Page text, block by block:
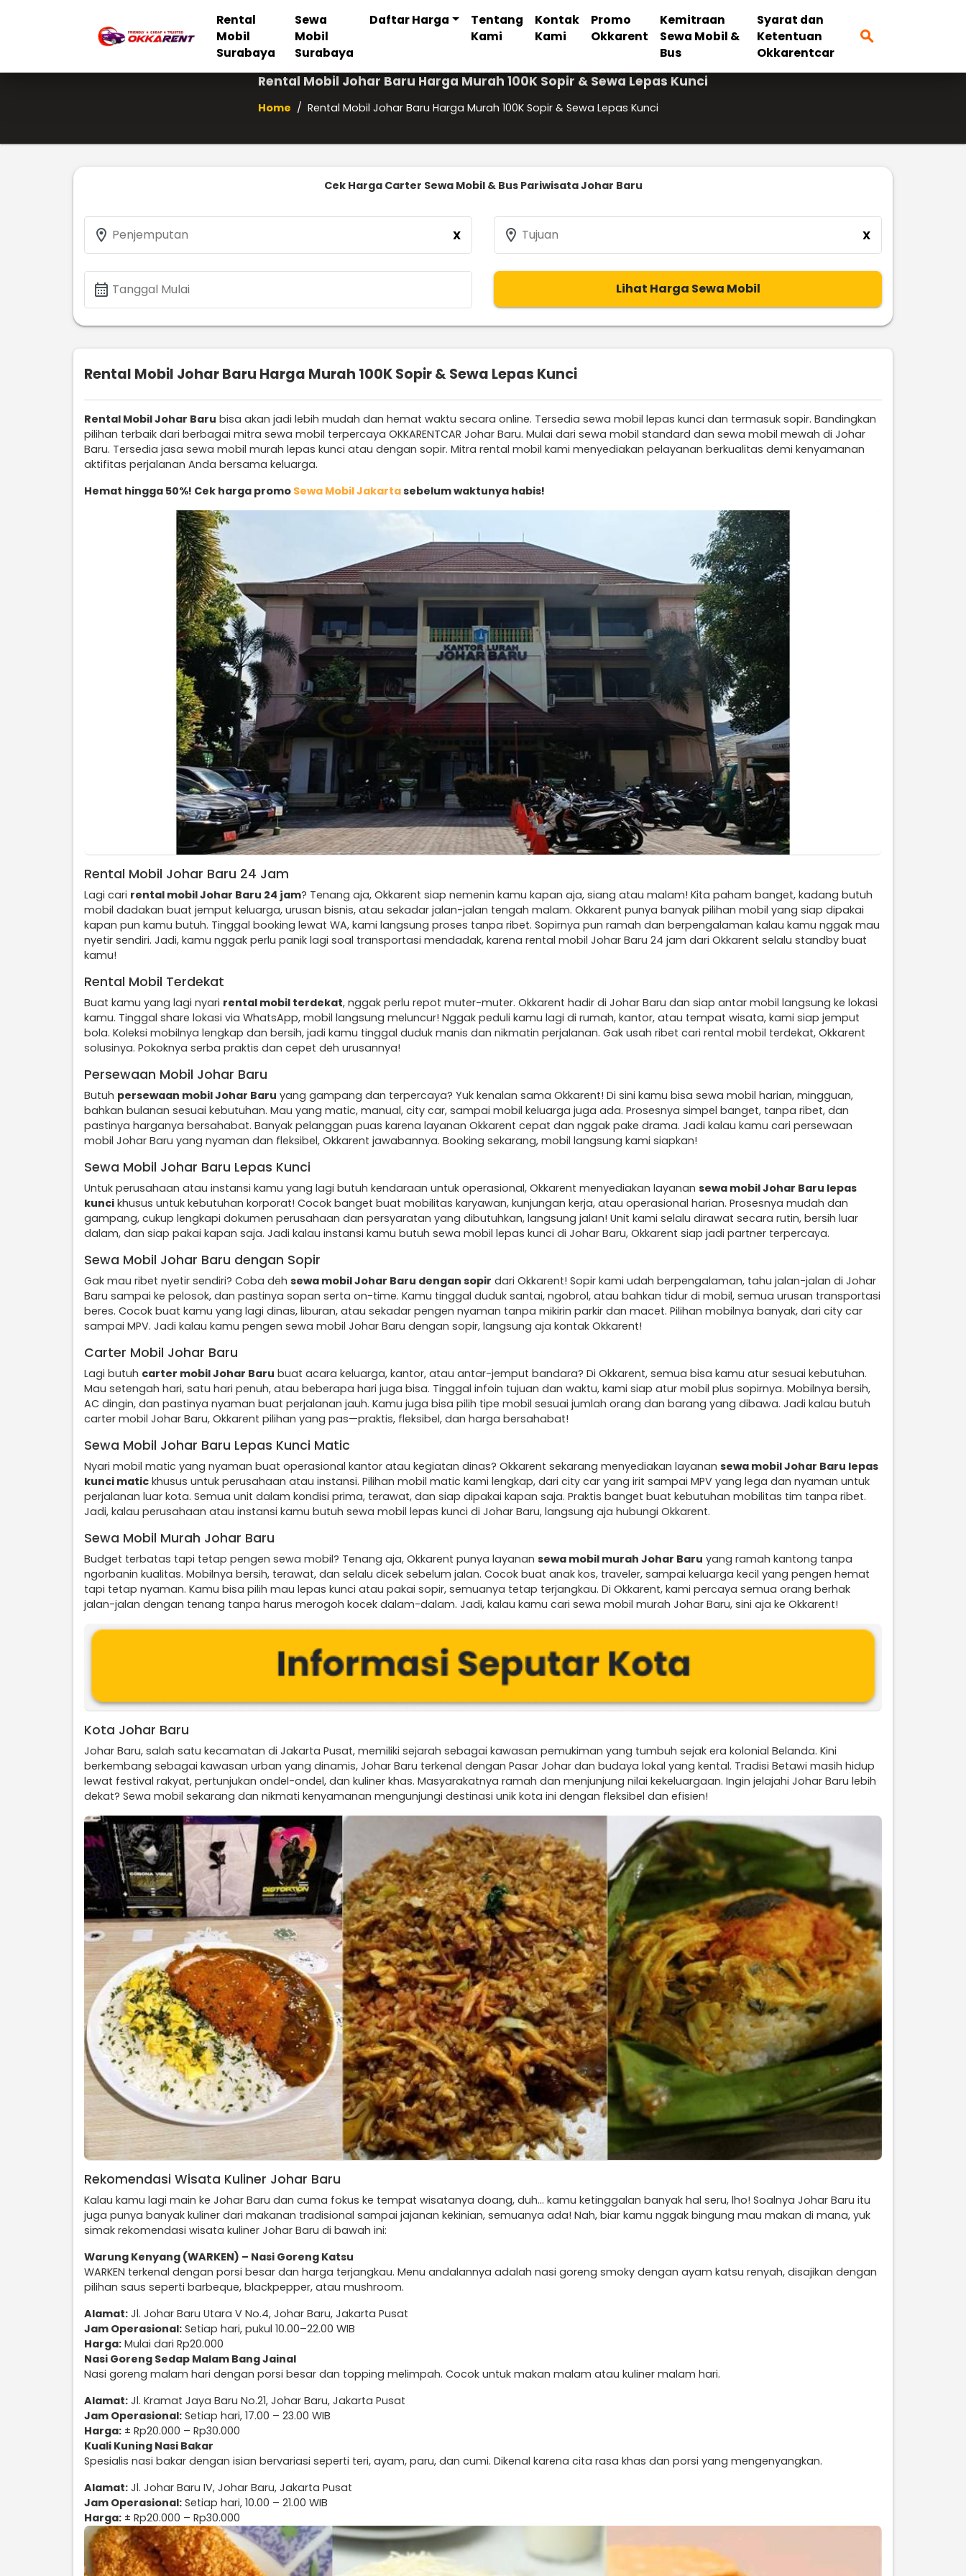
Rental
Mobil
Surabaya
Sewa
Mobil
Surabaya
Daftar Harga
Tentang
Kami
Kontak
Kami
Promo
Okkarent
Kemitraan
Sewa Mobil &
Bus
Syarat dan
Ketentuan
Okkarentcar
search
Rental Mobil Johar Baru Harga Murah 100K Sopir & Sewa Lepas Kunci
Home / Rental Mobil Johar Baru Harga Murah 100K Sopir & Sewa Lepas Kunci
Cek Harga Carter Sewa Mobil & Bus Pariwisata Johar Baru
location_on Penjemputan X location_on Tujuan X
calendar_month Tanggal Mulai Lihat Harga Sewa Mobil
Rental Mobil Johar Baru Harga Murah 100K Sopir & Sewa Lepas Kunci
Rental Mobil Johar Baru bisa akan jadi lebih mudah dan hemat waktu secara online. Tersedia sewa mobil lepas kunci dan termasuk sopir. Bandingkan
pilihan terbaik dari berbagai mitra sewa mobil terpercaya OKKARENTCAR Johar Baru. Mulai dari sewa mobil standard dan sewa mobil mewah di Johar
Baru. Tersedia jasa sewa mobil murah lepas kunci atau dengan sopir. Mitra rental mobil kami menyediakan pelayanan berkualitas demi kenyamanan
aktifitas perjalanan Anda bersama keluarga.
Hemat hingga 50%! Cek harga promo Sewa Mobil Jakartasebelum waktunya habis!
Rental Mobil Johar Baru 24 Jam
Lagi cari rental mobil Johar Baru 24 jam? Tenang aja, Okkarent siap nemenin kamu kapan aja, siang atau malam! Kita paham banget, kadang butuh
mobil dadakan buat jemput keluarga, urusan bisnis, atau sekadar jalan-jalan tengah malam. Okkarent punya banyak pilihan mobil yang siap dipakai
kapan pun kamu butuh. Tinggal booking lewat WA, kami langsung proses tanpa ribet. Sopirnya pun ramah dan berpengalaman kalau kamu nggak mau
nyetir sendiri. Jadi, kamu nggak perlu panik lagi soal transportasi mendadak, karena rental mobil Johar Baru 24 jam dari Okkarent selalu standby buat
kamu!
Rental Mobil Terdekat
Buat kamu yang lagi nyari rental mobil terdekat, nggak perlu repot muter-muter. Okkarent hadir di Johar Baru dan siap antar mobil langsung ke lokasi
kamu. Tinggal share lokasi via WhatsApp, mobil langsung meluncur! Nggak peduli kamu lagi di rumah, kantor, atau tempat wisata, kami siap jemput
bola. Koleksi mobilnya lengkap dan bersih, jadi kamu tinggal duduk manis dan nikmatin perjalanan. Gak usah ribet cari rental mobil terdekat, Okkarent
solusinya. Pokoknya serba praktis dan cepet deh urusannya!
Persewaan Mobil Johar Baru
Butuh persewaan mobil Johar Baru yang gampang dan terpercaya? Yuk kenalan sama Okkarent! Di sini kamu bisa sewa mobil harian, mingguan,
bahkan bulanan sesuai kebutuhan. Mau yang matic, manual, city car, sampai mobil keluarga juga ada. Prosesnya simpel banget, tanpa ribet, dan
pastinya harganya bersahabat. Banyak pelanggan puas karena layanan Okkarent cepat dan nggak pake drama. Jadi kalau kamu cari persewaan
mobil Johar Baru yang nyaman dan fleksibel, Okkarent jawabannya. Booking sekarang, mobil langsung kami siapkan!
Sewa Mobil Johar Baru Lepas Kunci
Untuk perusahaan atau instansi kamu yang lagi butuh kendaraan untuk operasional, Okkarent menyediakan layanan sewa mobil Johar Baru lepas
kunci khusus untuk kebutuhan korporat! Cocok banget buat mobilitas karyawan, kunjungan kerja, atau operasional harian. Prosesnya mudah dan
gampang, cukup lengkapi dokumen perusahaan dan persyaratan yang dibutuhkan, langsung jalan! Unit kami selalu dirawat secara rutin, bersih luar
dalam, dan siap pakai kapan saja. Jadi kalau instansi kamu butuh sewa mobil lepas kunci di Johar Baru, Okkarent siap jadi partner terpercaya.
Sewa Mobil Johar Baru dengan Sopir
Gak mau ribet nyetir sendiri? Coba deh sewa mobil Johar Baru dengan sopir dari Okkarent! Sopir kami udah berpengalaman, tahu jalan-jalan di Johar
Baru sampai ke pelosok, dan pastinya sopan serta on-time. Kamu tinggal duduk santai, ngobrol, atau bahkan tidur di mobil, semua urusan transportasi
beres. Cocok buat kamu yang lagi dinas, liburan, atau sekadar pengen nyaman tanpa mikirin parkir dan macet. Pilihan mobilnya banyak, dari city car
sampai MPV. Jadi kalau kamu pengen sewa mobil Johar Baru dengan sopir, langsung aja kontak Okkarent!
Carter Mobil Johar Baru
Lagi butuh carter mobil Johar Baru buat acara keluarga, kantor, atau antar-jemput bandara? Di Okkarent, semua bisa kamu atur sesuai kebutuhan.
Mau setengah hari, satu hari penuh, atau beberapa hari juga bisa. Tinggal infoin tujuan dan waktu, kami siap atur mobil plus sopirnya. Mobilnya bersih,
AC dingin, dan pastinya nyaman buat perjalanan jauh. Kamu juga bisa pilih tipe mobil sesuai jumlah orang dan barang yang dibawa. Jadi kalau butuh
carter mobil Johar Baru, Okkarent pilihan yang pas—praktis, fleksibel, dan harga bersahabat!
Sewa Mobil Johar Baru Lepas Kunci Matic
Nyari mobil matic yang nyaman buat operasional kantor atau kegiatan dinas? Okkarent sekarang menyediakan layanan sewa mobil Johar Baru lepas
kunci matic khusus untuk perusahaan atau instansi. Pilihan mobil matic kami lengkap, dari city car yang irit sampai MPV yang lega dan nyaman untuk
perjalanan luar kota. Semua unit dalam kondisi prima, terawat, dan siap dipakai kapan saja. Praktis banget buat kebutuhan mobilitas tim tanpa ribet.
Jadi, kalau perusahaan atau instansi kamu butuh sewa mobil lepas kunci di Johar Baru, langsung aja hubungi Okkarent.
Sewa Mobil Murah Johar Baru
Budget terbatas tapi tetap pengen sewa mobil? Tenang aja, Okkarent punya layanan sewa mobil murah Johar Baru yang ramah kantong tanpa
ngorbanin kualitas. Mobilnya bersih, terawat, dan selalu dicek sebelum jalan. Cocok buat anak kos, traveler, sampai keluarga kecil yang pengen hemat
tapi tetap nyaman. Kamu bisa pilih mau lepas kunci atau pakai sopir, semuanya tetap terjangkau. Di Okkarent, kami percaya semua orang berhak
jalan-jalan dengan tenang tanpa harus merogoh kocek dalam-dalam. Jadi, kalau kamu cari sewa mobil murah Johar Baru, sini aja ke Okkarent!
Kota Johar Baru
Johar Baru, salah satu kecamatan di Jakarta Pusat, memiliki sejarah sebagai kawasan pemukiman yang tumbuh sejak era kolonial Belanda. Kini
berkembang sebagai kawasan urban yang dinamis, Johar Baru terkenal dengan Pasar Johar dan budaya lokal yang kental. Tradisi Betawi masih hidup
lewat festival rakyat, pertunjukan ondel-ondel, dan kuliner khas. Masyarakatnya ramah dan menjunjung nilai kekeluargaan. Ingin jelajahi Johar Baru lebih
dekat? Sewa mobil sekarang dan nikmati kenyamanan mengunjungi destinasi unik kota ini dengan fleksibel dan efisien!
Rekomendasi Wisata Kuliner Johar Baru
Kalau kamu lagi main ke Johar Baru dan cuma fokus ke tempat wisatanya doang, duh… kamu ketinggalan banyak hal seru, lho! Soalnya Johar Baru itu
juga punya banyak kuliner dari makanan tradisional sampai jajanan kekinian, semuanya ada! Nah, biar kamu nggak bingung mau makan di mana, yuk
simak rekomendasi wisata kuliner Johar Baru di bawah ini:
Warung Kenyang (WARKEN) – Nasi Goreng Katsu
WARKEN terkenal dengan porsi besar dan harga terjangkau. Menu andalannya adalah nasi goreng smoky dengan ayam katsu renyah, disajikan dengan
pilihan saus seperti barbeque, blackpepper, atau mushroom.
Alamat: Jl. Johar Baru Utara V No.4, Johar Baru, Jakarta Pusat
Jam Operasional: Setiap hari, pukul 10.00–22.00 WIB
Harga: Mulai dari Rp20.000
Nasi Goreng Sedap Malam Bang Jainal
Nasi goreng malam hari dengan porsi besar dan topping melimpah. Cocok untuk makan malam atau kuliner malam hari.
Alamat: Jl. Kramat Jaya Baru No.21, Johar Baru, Jakarta Pusat
Jam Operasional: Setiap hari, 17.00 – 23.00 WIB
Harga: ± Rp20.000 – Rp30.000
Kuali Kuning Nasi Bakar
Spesialis nasi bakar dengan isian bervariasi seperti teri, ayam, paru, dan cumi. Dikenal karena cita rasa khas dan porsi yang mengenyangkan.
Alamat: Jl. Johar Baru IV, Johar Baru, Jakarta Pusat
Jam Operasional: Setiap hari, 10.00 – 21.00 WIB
Harga: ± Rp20.000 – Rp30.000